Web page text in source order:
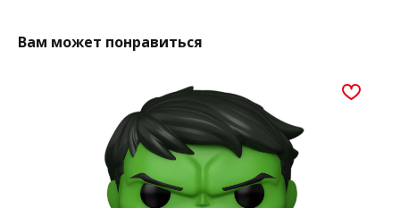
Вам может понравиться